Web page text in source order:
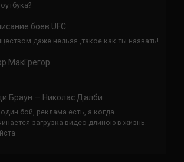
боев UFC
даже нельзя ,такое как ты назвать!
МакГрегор
Браун — Николас Далби
бой, реклама есть, а когда
загрузка видео длиною в жизнь.